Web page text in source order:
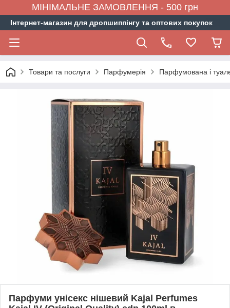
МІНІМАЛЬНЕ ЗАМОВЛЕННЯ - 500 грн
Інтернет-магазин для дропшиппінгу та оптових покупок
Товари та послуги Парфумерія Парфумована і
Парфуми унісекс нішевий Kajal Perfumes